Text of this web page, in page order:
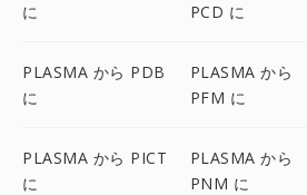
に
PCD に
PLASMA から PDB
に
PLASMA から
PFM に
PLASMA から PICT
に
PLASMA から
PNM に